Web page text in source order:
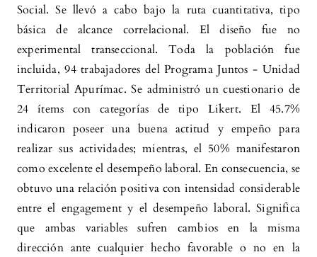
Social. Se llevó a cabo bajo la ruta cuantitativa, tipo
básica de alcance correlacional. El diseño fue no
experimental transeccional. Toda la población fue
incluida, 94 trabajadores del Programa Juntos - Unidad
Territorial Apurímac. Se administró un cuestionario de
24 ítems con categorías de tipo Likert. El 45.7%
indicaron poseer una buena actitud y empeño para
realizar sus actividades; mientras, el 50% manifestaron
como excelente el desempeño laboral. En consecuencia, se
obtuvo una relación positiva con intensidad considerable
entre el engagement y el desempeño laboral. Significa
que ambas variables sufren cambios en la misma
dirección ante cualquier hecho favorable o no en la